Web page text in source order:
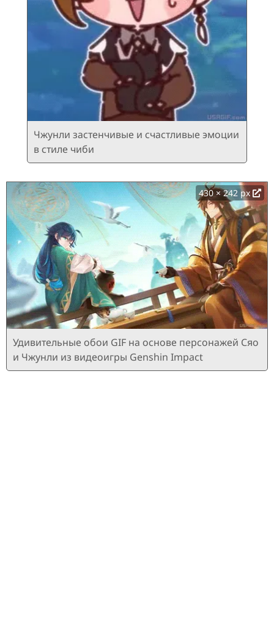
Чжунли застенчивые и счастливые эмоции
в стиле чиби
430 × 242 px
Удивительные обои GIF на основе персонажей Сяо
и Чжунли из видеоигры Genshin Impact